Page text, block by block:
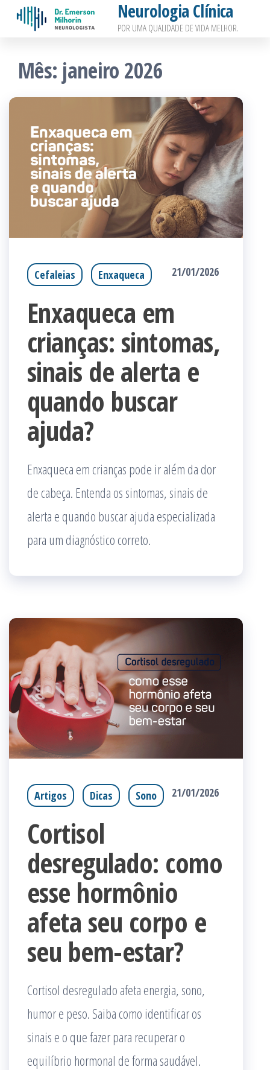
Pular
conteúdo
Neurologia Clínica
POR UMA QUALIDADE DE VIDA MELHOR.
Mês: janeiro 2026
Cefaleias Enxaqueca 21/01/2026
Enxaqueca em
crianças: sintomas,
sinais de alerta e
quando buscar
ajuda?
Enxaqueca em crianças pode ir além da dor
de cabeça. Entenda os sintomas, sinais de
alerta e quando buscar ajuda especializada
para um diagnóstico correto.
Artigos Dicas Sono 21/01/2026
Cortisol
desregulado: como
esse hormônio
afeta seu corpo e
seu bem-estar?
Cortisol desregulado afeta energia, sono,
humor e peso. Saiba como identificar os
sinais e o que fazer para recuperar o
equilíbrio hormonal de forma saudável.